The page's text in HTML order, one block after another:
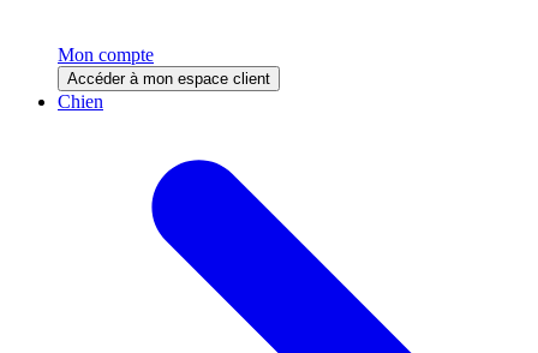
Mon compte
Accéder à mon espace client
Chien